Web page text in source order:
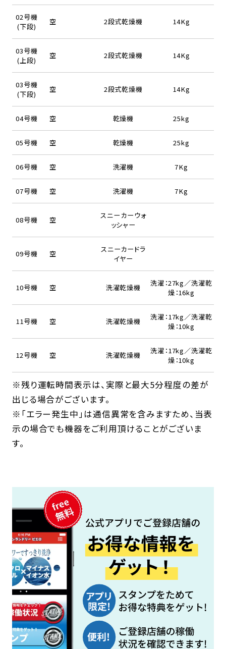
02号機
(下段)
空 2段式乾燥機 14Kg
03号機
(上段)
空 2段式乾燥機 14Kg
03号機
(下段)
空 2段式乾燥機 14Kg
04号機 空 乾燥機 25kg
05号機 空 乾燥機 25kg
06号機 空 洗濯機 7Kg
07号機 空 洗濯機 7Kg
08号機 空
スニーカーウォ
ッシャー
09号機 空
スニーカードラ
イヤー
10号機 空 洗濯乾燥機
洗濯：27kg／洗濯乾
燥：16kg
11号機 空 洗濯乾燥機
洗濯：17kg／洗濯乾
燥：10kg
12号機 空 洗濯乾燥機
洗濯：17kg／洗濯乾
燥：10kg
※残り運転時間表示は、実際と最大5分程度の差が
出じる場合がございます。
※「エラー発生中」は通信異常を含みますため、当表
示の場合でも機器をご利用頂けることがございま
す。